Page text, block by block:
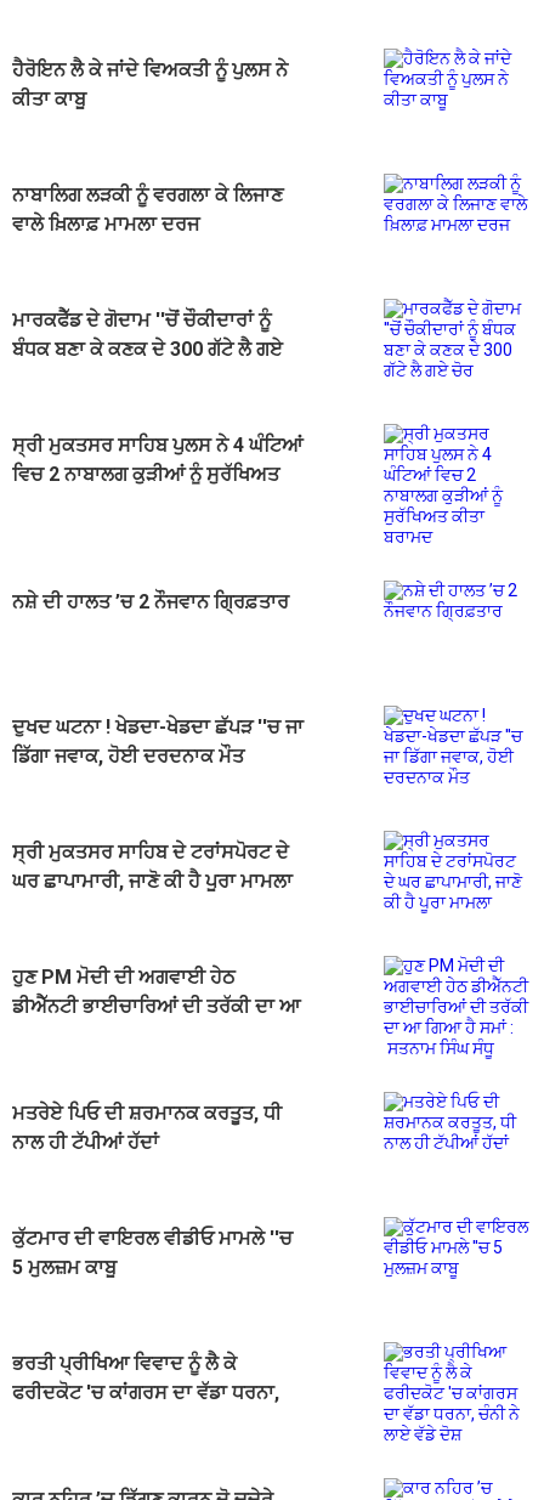
ਹੈਰੋਇਨ ਲੈ ਕੇ ਜਾਂਦੇ ਵਿਅਕਤੀ ਨੂੰ ਪੁਲਸ ਨੇ
ਕੀਤਾ ਕਾਬੂ
ਨਾਬਾਲਿਗ ਲੜਕੀ ਨੂੰ ਵਰਗਲਾ ਕੇ ਲਿਜਾਣ
ਵਾਲੇ ਖ਼ਿਲਾਫ਼ ਮਾਮਲਾ ਦਰਜ
ਮਾਰਕਫੈੱਡ ਦੇ ਗੋਦਾਮ ''ਚੋਂ ਚੌਕੀਦਾਰਾਂ ਨੂੰ
ਬੰਧਕ ਬਣਾ ਕੇ ਕਣਕ ਦੇ 300 ਗੱਟੇ ਲੈ ਗਏ
ਸ੍ਰੀ ਮੁਕਤਸਰ ਸਾਹਿਬ ਪੁਲਸ ਨੇ 4 ਘੰਟਿਆਂ
ਵਿਚ 2 ਨਾਬਾਲਗ ਕੁੜੀਆਂ ਨੂੰ ਸੁਰੱਖਿਅਤ
ਨਸ਼ੇ ਦੀ ਹਾਲਤ ’ਚ 2 ਨੌਜਵਾਨ ਗ੍ਰਿਫ਼ਤਾਰ
ਦੁਖਦ ਘਟਨਾ ! ਖੇਡਦਾ-ਖੇਡਦਾ ਛੱਪੜ ''ਚ ਜਾ
ਡਿੱਗਾ ਜਵਾਕ, ਹੋਈ ਦਰਦਨਾਕ ਮੌਤ
ਸ੍ਰੀ ਮੁਕਤਸਰ ਸਾਹਿਬ ਦੇ ਟਰਾਂਸਪੋਰਟ ਦੇ
ਘਰ ਛਾਪਾਮਾਰੀ, ਜਾਣੋ ਕੀ ਹੈ ਪੂਰਾ ਮਾਮਲਾ
ਹੁਣ PM ਮੋਦੀ ਦੀ ਅਗਵਾਈ ਹੇਠ
ਡੀਐੱਨਟੀ ਭਾਈਚਾਰਿਆਂ ਦੀ ਤਰੱਕੀ ਦਾ ਆ
ਮਤਰੇਏ ਪਿਓ ਦੀ ਸ਼ਰਮਾਨਕ ਕਰਤੂਤ, ਧੀ
ਨਾਲ ਹੀ ਟੱਪੀਆਂ ਹੱਦਾਂ
ਕੁੱਟਮਾਰ ਦੀ ਵਾਇਰਲ ਵੀਡੀਓ ਮਾਮਲੇ ''ਚ
5 ਮੁਲਜ਼ਮ ਕਾਬੂ
ਭਰਤੀ ਪ੍ਰੀਖਿਆ ਵਿਵਾਦ ਨੂੰ ਲੈ ਕੇ
ਫਰੀਦਕੋਟ 'ਚ ਕਾਂਗਰਸ ਦਾ ਵੱਡਾ ਧਰਨਾ,